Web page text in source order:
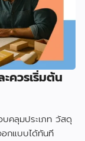
ควรเริ่มต้น
คลุมประเภท วัสดุ
กแบบได้ทันที